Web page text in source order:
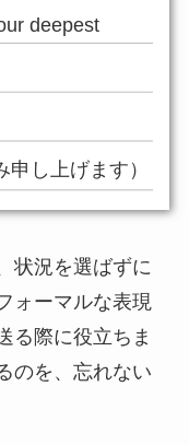
deepest
申し上げます）
状況を選ばずに
ォーマルな表現
る際に役立ちま
のを、忘れない